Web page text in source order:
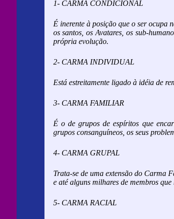
1- CARMA CONDICIONAL
É inerente à posição que o ser ocupa
os santos, os Avatares, os sub-
própria evolução.
2- CARMA INDIVIDUAL
Está estreitamente ligado à idéia de
3- CARMA FAMILIAR
É o de grupos de espíritos que
grupos consanguíneos, os seus
4- CARMA GRUPAL
Trata-se de uma extensão do Carma
e até alguns milhares de membros
5- CARMA RACIAL